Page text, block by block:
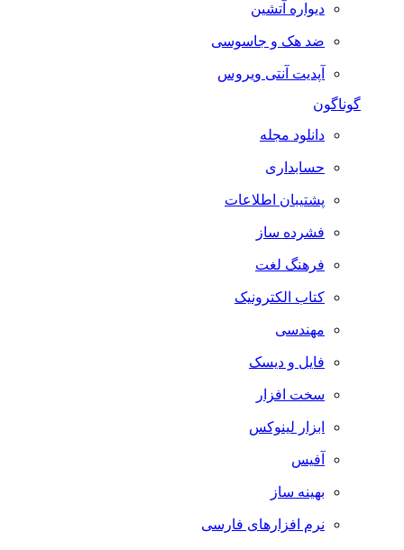
دیواره آتشین
ضد هک و جاسوسی
آپدیت آنتی ویروس
گوناگون
دانلود مجله
حسابداری
پشتیبان اطلاعات
فشرده ساز
فرهنگ لغت
کتاب الکترونیک
مهندسی
فایل و دیسک
سخت افزار
ابزار لینوکس
آفیس
بهینه ساز
نرم افزارهای فارسی